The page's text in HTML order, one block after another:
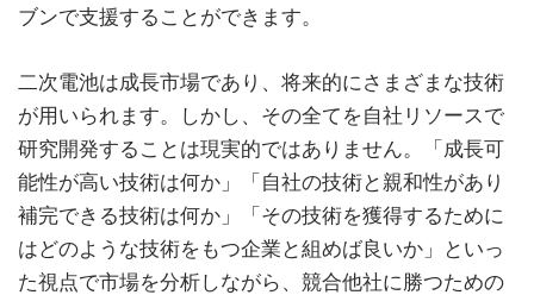
ブンで支援することができます。
二次電池は成長市場であり、将来的にさまざまな技術
が用いられます。しかし、その全てを自社リソースで
研究開発することは現実的ではありません。「成長可
能性が高い技術は何か」「自社の技術と親和性があり
補完できる技術は何か」「その技術を獲得するために
はどのような技術をもつ企業と組めば良いか」といっ
た視点で市場を分析しながら、競合他社に勝つための